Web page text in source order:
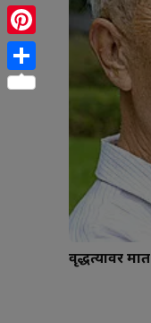
वृद्धत्यावर मात
WhatsApp
Pinterest
Share